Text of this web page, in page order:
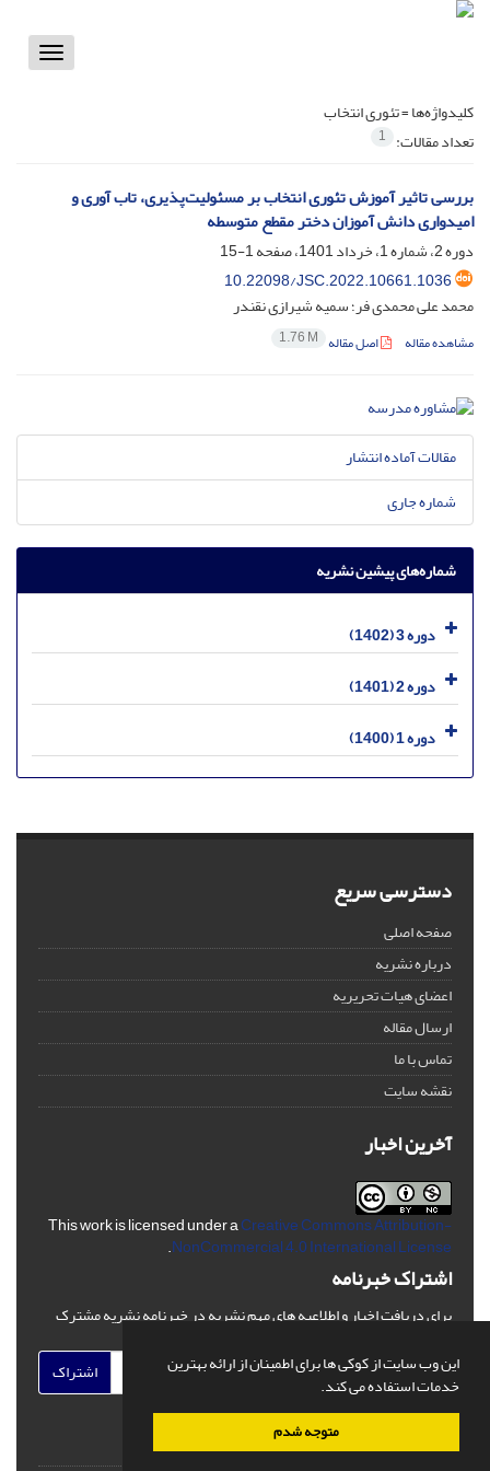
این وب سایت از کوکی ها برای اطمینان از ارائه بهترین
خدمات استفاده می کند.
متوجه شدم
Toggle
کلیدواژه‌ها =تئوری انتخاب
تعداد مقالات: 1
بررسی تاثیر آموزش تئوری انتخاب بر مسئولیت‌پذیری، تاب آوری و
امیدواری دانش آموزان دختر مقطع متوسطه
دوره 2، شماره 1، خرداد 1401، صفحه
1-15
10.22098/JSC.2022.10661.1036
محمد علی محمدی فر؛ سمیه شیرازی نقندر
مشاهده مقاله اصل مقاله 1.76 M
مقالات آماده انتشار
شماره جاری
شماره‌های پیشین نشریه
دوره 3 (1402)
دوره 2 (1401)
دوره 1 (1400)
دسترسی سریع
صفحه اصلی
درباره نشریه
اعضای هیات تحریریه
ارسال مقاله
تماس با ما
نقشه سایت
آخرین اخبار
This work is licensed under aCreative Commons Attribution-
NonCommercial 4.0 International License
.
اشتراک خبرنامه
برای دریافت اخبار و اطلاعیه های مهم نشریه در خبرنامه نشریه مشترک
اشتراک